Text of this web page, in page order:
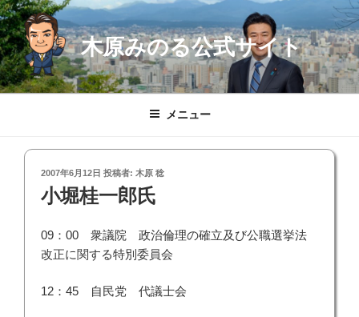
コ
ン
テ
ン
ツ
木原みのる公式サイト
メニュー
投
日:
2007年6月12日 投稿者: 木原 稔
小堀桂一郎氏
09：00 衆議院 政治倫理の確立及び公職選挙法
改正に関する特別委員会
12：45 自民党 代議士会